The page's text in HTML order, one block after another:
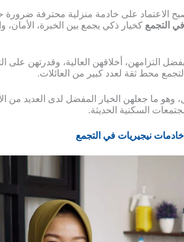
الاعتماد على خادمة منزلية محترفة ضرورة
التجمع كخيار ذكي يجمع بين الخبرة، الأمان،
التزامهن، أخلاقهن العالية، وقدرتهن على
محط ثقة لعدد كبير من العائلات.
وهو ما جعلهن الخيار المفضل لدى العديد من
السكنية الحديثة.
نيجيريات في التجمع